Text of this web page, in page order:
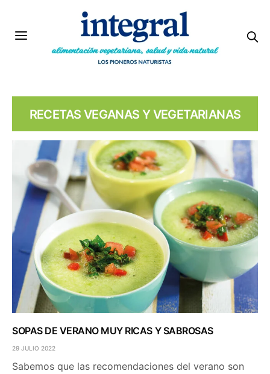
RECETAS VEGANAS Y VEGETARIANAS
SOPAS DE VERANO MUY RICAS Y SABROSAS
29 JULIO 2022
Sabemos que las recomendaciones del verano son